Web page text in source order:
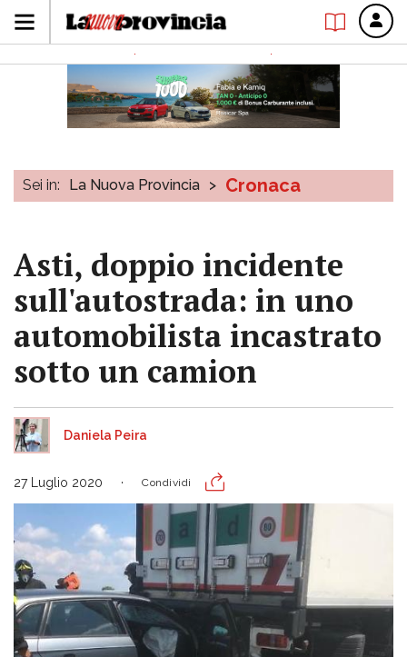
Sei in: La Nuova Provincia > Cronaca
Asti, doppio incidente
sull'autostrada: in uno
automobilista incastrato
sotto un camion
Daniela Peira
27 Luglio 2020 Condividi